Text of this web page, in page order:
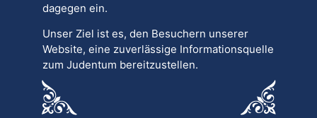
dagegen ein.
Unser Ziel ist es, den Besuchern unserer
Website, eine zuverlässige Informationsquelle
zum Judentum bereitzustellen.